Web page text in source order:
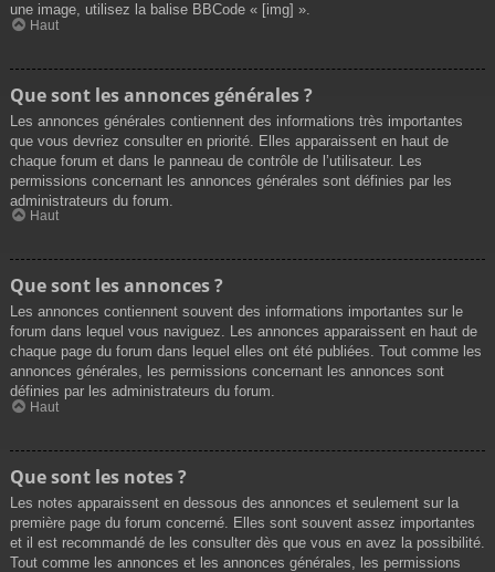
une image, utilisez la balise BBCode « [img] ».
Haut
Que sont les annonces générales ?
Les annonces générales contiennent des informations très importantes
que vous devriez consulter en priorité. Elles apparaissent en haut de
chaque forum et dans le panneau de contrôle de l’utilisateur. Les
permissions concernant les annonces générales sont définies par les
administrateurs du forum.
Haut
Que sont les annonces ?
Les annonces contiennent souvent des informations importantes sur le
forum dans lequel vous naviguez. Les annonces apparaissent en haut de
chaque page du forum dans lequel elles ont été publiées. Tout comme les
annonces générales, les permissions concernant les annonces sont
définies par les administrateurs du forum.
Haut
Que sont les notes ?
Les notes apparaissent en dessous des annonces et seulement sur la
première page du forum concerné. Elles sont souvent assez importantes
et il est recommandé de les consulter dès que vous en avez la possibilité.
Tout comme les annonces et les annonces générales, les permissions